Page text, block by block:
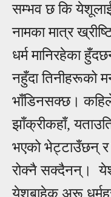
सम्भव छ कि
नामका मात्र
धर्म मानिरहेका
नहुँदा तिनीहरूको
भाँडिनसक्छ। कहिले
झाँक्रीकहाँ,
भएको भेट्टाउँछन् र
रोक्नै सक्दैनन्।
येशूबाहेक अरू